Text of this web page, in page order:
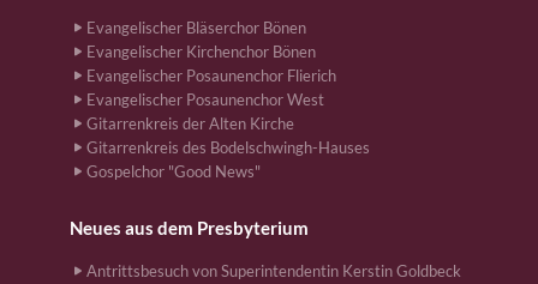
Evangelischer Bläserchor Bönen
Evangelischer Kirchenchor Bönen
Evangelischer Posaunenchor Flierich
Evangelischer Posaunenchor West
Gitarrenkreis der Alten Kirche
Gitarrenkreis des Bodelschwingh-Hauses
Gospelchor "Good News"
Neues aus dem Presbyterium
Antrittsbesuch von Superintendentin Kerstin Goldbeck